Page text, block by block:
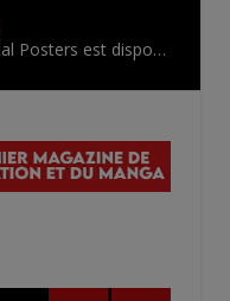
L’AnimeLand Hors-Série – Spécial Posters est disponible !